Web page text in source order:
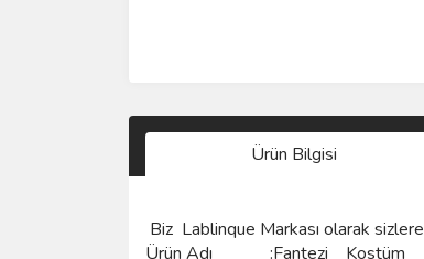
Ürün Bilgisi
Biz Lablinque Markası olarak sizlere
Ürün Adı :Fantezi Kostüm